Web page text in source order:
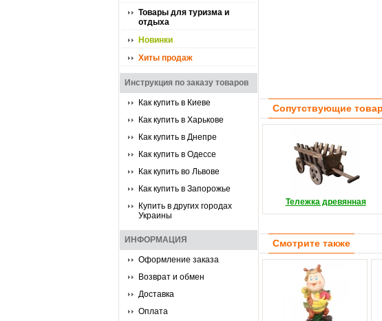
Товары для туризма и
отдыха
Новинки
Хиты продаж
Инструкция по заказу товаров
Как купить в Киеве
Как купить в Харькове
Как купить в Днепре
Как купить в Одессе
Как купить во Львове
Как купить в Запорожье
Купить в других городах
Украины
ИНФОРМАЦИЯ
Оформление заказа
Возврат и обмен
Доставка
Оплата
Сопутствующие
Тележка древянная
Смотрите также